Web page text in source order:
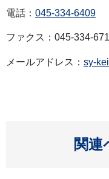
電話： 045-334-6409
ファクス：045-334-
メールアドレス： sy-
関連